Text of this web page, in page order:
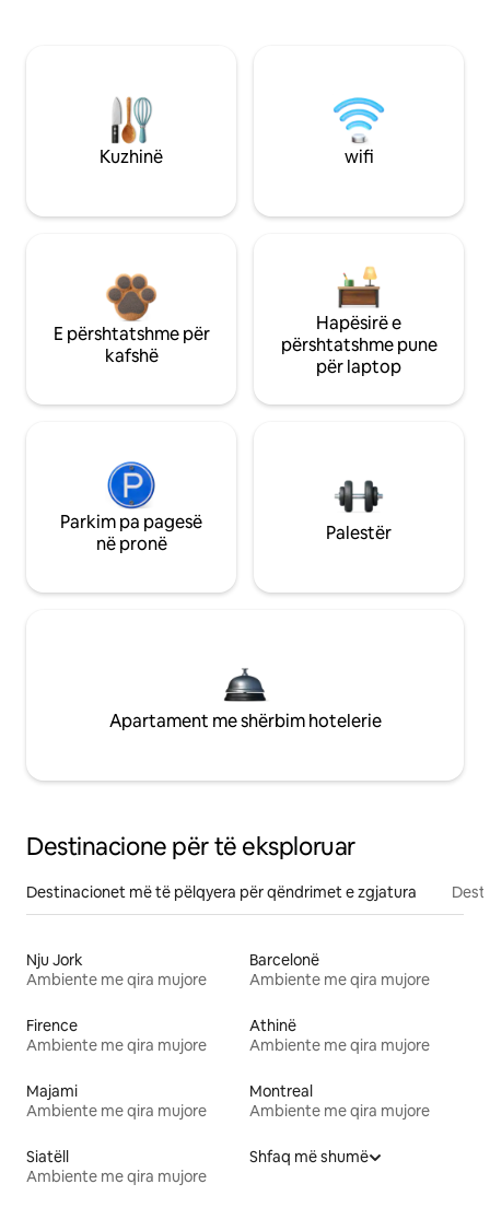
Kuzhinë wifi
E përshtatshme për
kafshë
Hapësirë e
përshtatshme pune
për laptop
Parkim pa pagesë
në pronë
Palestër
Apartament me shërbim hotelerie
Destinacione për të eksploruar
Destinacionet më të pëlqyera për qëndrimet e zgjatura
Nju Jork
Ambiente me qira mujore
Barcelonë
Ambiente me qira mujore
Firence
Ambiente me qira mujore
Athinë
Ambiente me qira mujore
Majami
Ambiente me qira mujore
Montreal
Ambiente me qira mujore
Siatëll
Ambiente me qira mujore
Shfaq më shumë